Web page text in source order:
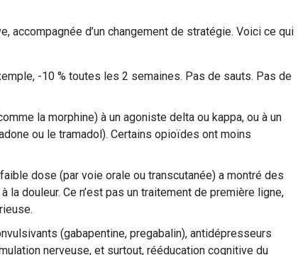
accompagnée d’un changement de stratégie. Voici ce qui
-10 % toutes les 2 semaines. Pas de sauts. Pas de
la morphine) à un agoniste delta ou kappa, ou à un
ou le tramadol). Certains opioïdes ont moins
dose (par voie orale ou transcutanée) a montré des
douleur. Ce n’est pas un traitement de première ligne,
(gabapentine, pregabalin), antidépresseurs
nerveuse, et surtout, rééducation cognitive du